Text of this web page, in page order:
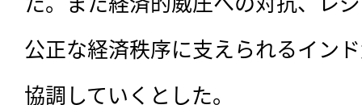
公正な経済秩序に支えられるイン
協調していくとした。